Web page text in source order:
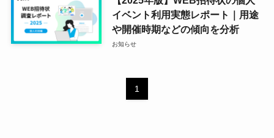
イベント利用実態レポート｜用途
や開催時期などの傾向を分析
お知らせ
1